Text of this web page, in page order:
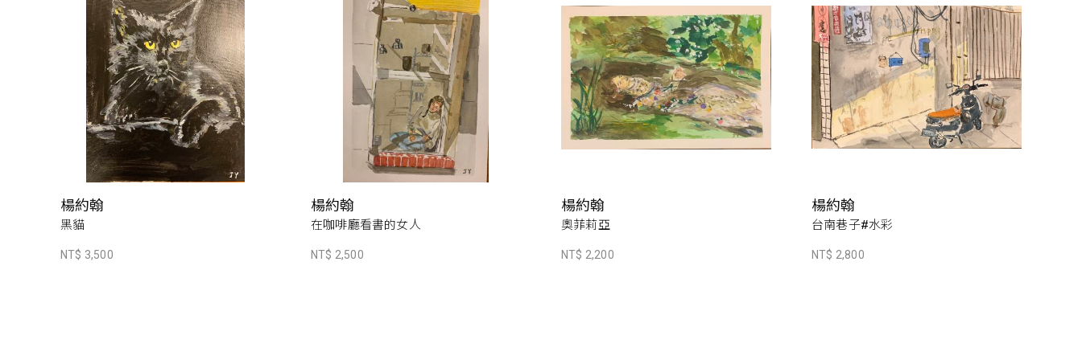
楊約翰
黑貓
NT$ 3,500
楊約翰
在咖啡廳看書的女人
NT$ 2,500
楊約翰
奧菲莉亞
NT$ 2,200
楊約翰
台南巷子#水彩
NT$ 2,800